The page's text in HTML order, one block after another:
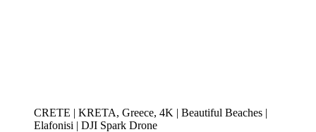
CRETE | KRETA, Greece, 4K | Beautiful Beaches |
Elafonisi | DJI Spark Drone